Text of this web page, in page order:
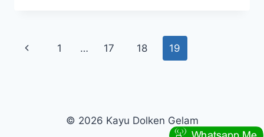
Page
Previous
1 … 17 18 19
© 2026 Kayu Dolken Gelam